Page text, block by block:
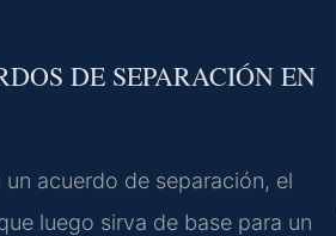
DE SEPARACIÓN EN
acuerdo de separación, el
luego sirva de base para un